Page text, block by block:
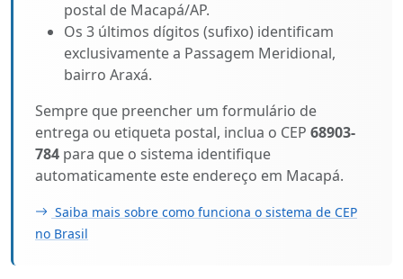
postal de Macapá/AP.
Os 3 últimos dígitos (sufixo) identificam
exclusivamente a Passagem Meridional,
bairro Araxá.
Sempre que preencher um formulário de
entrega ou etiqueta postal, inclua o CEP 68903-
784 para que o sistema identifique
automaticamente este endereço em Macapá.
Saiba mais sobre como funciona o sistema de CEP
no Brasil